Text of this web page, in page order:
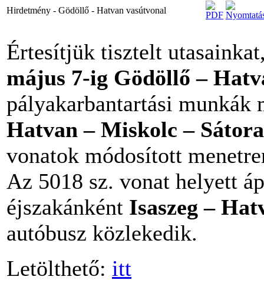
Hirdetmény - Gödöllő - Hatvan vasútvonal
Értesítjük tisztelt
május 7-ig Gödöllő –
pályakarbantartási munkák
Hatvan – Miskolc –
vonatok módosított
Az 5018 sz. vonat helyett
éjszakánként Isaszeg –
autóbusz közlekedik.
Letölthető: itt